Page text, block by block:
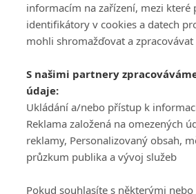
DISKUZE
Šéfredaktorkou webu jePetr Slavík, e-
Máte-li zájem o inzerci na našem webu
Ochrana osobních údajů|Zásady
Upravit nastavení
informacím na zařízení, mezi které
identifikátory v cookies a datech
mohli shromažďovat a
S našimi partnery
údaje:
Ukládání a/nebo přístup k
Reklama založená na omezených
reklamy, Personalizovaný obsah,
průzkum publika a vývoj služeb
Pokud souhlasíte s některými nebo